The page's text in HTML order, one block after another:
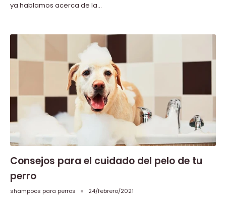
ya hablamos acerca de la...
Consejos para el cuidado del pelo de tu
perro
shampoos para perros 24/febrero/2021